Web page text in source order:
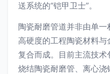
送系统的“铠甲卫士”。
陶瓷耐磨管道并非由单
高硬度的工程陶瓷材料
复合而成。目前主流技
烧结陶瓷耐磨管、离心